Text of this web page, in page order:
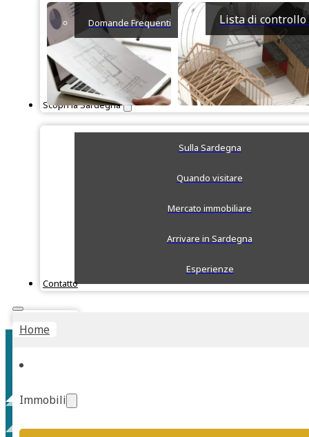
Domande Frequenti Lista di
Scopri la Sardegna
Sulla Sardegna
Quando visitare
Mercato immobiliare
Arrivare in Sardegna
Esperienze
Contatto
Home
Immobili